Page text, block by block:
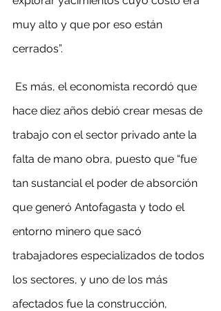
muy alto y que por eso están
cerrados”.
hace diez años debió crear mesas de
trabajo con el sector privado ante la
falta de mano obra, puesto que “fue
tan sustancial el poder de absorción
que generó Antofagasta y todo el
entorno minero que sacó
trabajadores especializados de todos
los sectores, y uno de los más
afectados fue la construcción,